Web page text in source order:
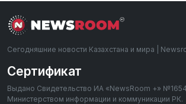
Сегодняшние новости Казахстана и мира |
Сертификат
Выдано Свидетельство ИА «NewsRoom +»
Министерством информации и коммуникации РК.